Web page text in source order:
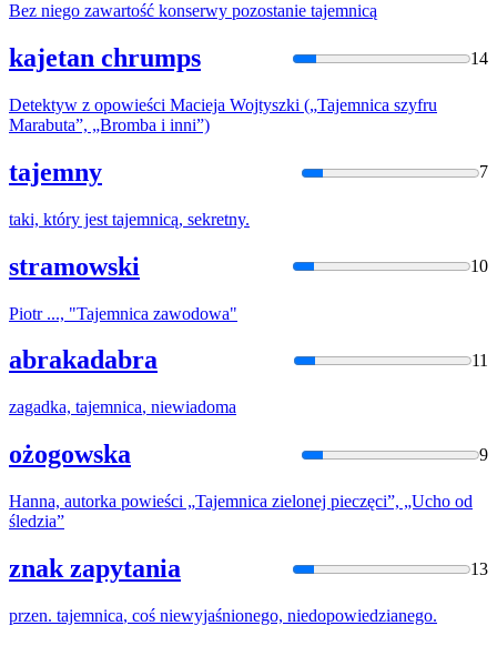
Bez niego zawartość konserwy pozostanie tajemnicą
kajetan chrumps 14
Detektyw z opowieści Macieja Wojtyszki („Tajemnica szyfru
Marabuta”, „Bromba i inni”)
tajemny 7
taki, który jest tajemnicą, sekretny.
stramowski 10
Piotr ..., "Tajemnica zawodowa"
abrakadabra 11
zagadka, tajemnica, niewiadoma
ożogowska 9
Hanna, autorka powieści „Tajemnica zielonej pieczęci”, „Ucho od
śledzia”
znak zapytania 13
przen. tajemnica, coś niewyjaśnionego, niedopowiedzianego.